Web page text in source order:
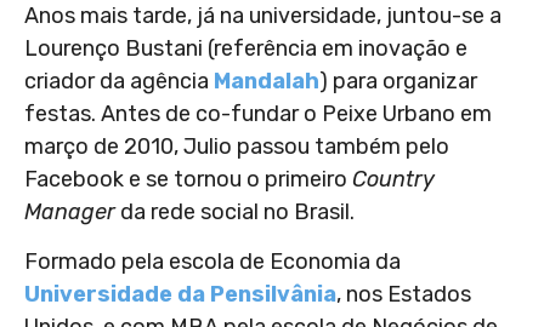
Anos mais tarde, já na universidade, juntou-se a
Lourenço Bustani (referência em inovação e
criador da agência Mandalah) para organizar
festas. Antes de co-fundar o Peixe Urbano em
março de 2010, Julio passou também pelo
Facebook e se tornou o primeiro Country
Managerda rede social no Brasil.
Formado pela escola de Economia da
Universidade da Pensilvânia, nos Estados